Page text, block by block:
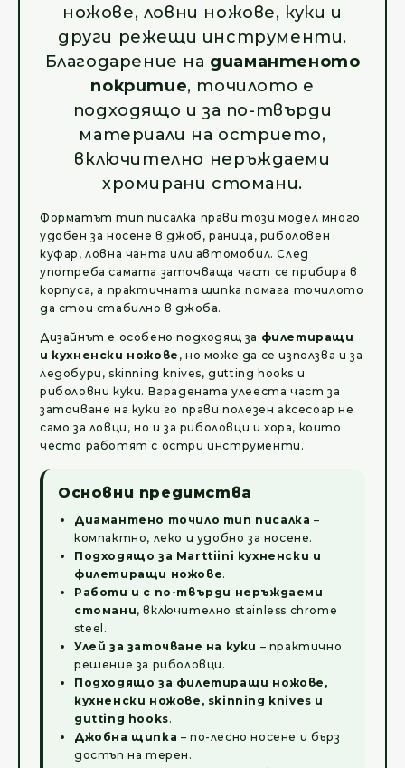
ножове, ловни ножове, куки и
други режещи инструменти.
Благодарение на диамантеното
покритие, точилото е
подходящо и за по-твърди
материали на острието,
включително неръждаеми
хромирани стомани.
Форматът тип писалка прави този модел много
удобен за носене в джоб, раница, риболовен
куфар, ловна чанта или автомобил. След
употреба самата заточваща част се прибира в
корпуса, а практичната щипка помага точилото
да стои стабилно в джоба.
Дизайнът е особено подходящ за филетиращи
и кухненски ножове , но може да се използва и за
ледобури, skinning knives, gutting hooks и
риболовни куки. Вградената улееста част за
заточване на куки го прави полезен аксесоар не
само за ловци, но и за риболовци и хора, които
често работят с остри инструменти.
Основни предимства
Диамантено точило тип писалка –
компактно, леко и удобно за носене.
Подходящо за Marttiini кухненски и
филетиращи ножове.
Работи и с по-твърди неръждаеми
стомани, включително stainless chrome
steel.
Улей за заточване на куки – практично
решение за риболовци.
Подходящо за филетиращи ножове,
кухненски ножове, skinning knives и
gutting hooks.
Джобна щипка – по-лесно носене и бърз
достъп на терен.